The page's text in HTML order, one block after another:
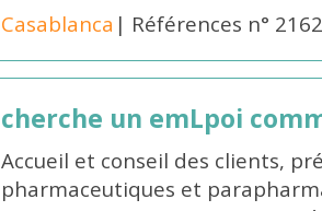
Casablanca | Références n°
cherche un emLpoi
Accueil et conseil des clients,
pharmaceutiques et